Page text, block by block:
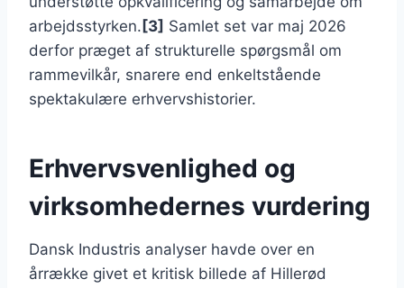
arbejdsstyrken. [3] Samlet set var maj 2026
derfor præget af strukturelle spørgsmål om
rammevilkår, snarere end enkeltstående
spektakulære erhvervshistorier.
Erhvervsvenlighed og
virksomhedernes vurdering
Dansk Industris analyser havde over en
årrække givet et kritisk billede af Hillerød